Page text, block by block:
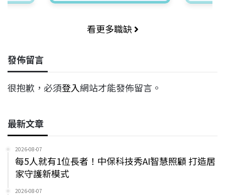
看更多職缺
發佈留言
很抱歉，必須登入網站才能發佈留言。
最新文章
2026-08-07
每5人就有1位長者！中保科技秀AI智慧照顧 打造居
家守護新模式
2026-08-07